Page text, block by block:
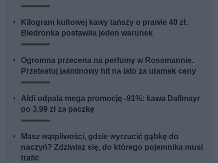
Kilogram kultowej kawy tańszy o prawie 40 zł.
Biedronka postawiła jeden warunek
Ogromna przecena na perfumy w Rossmannie.
Przetestuj jaśminowy hit na lato za ułamek ceny
Aldi odpala mega promocję -91%: kawa Dallmayr
po 3,99 zł za paczkę
Masz wątpliwości, gdzie wyrzucić gąbkę do
naczyń? Zdziwisz się, do którego pojemnika musi
trafić